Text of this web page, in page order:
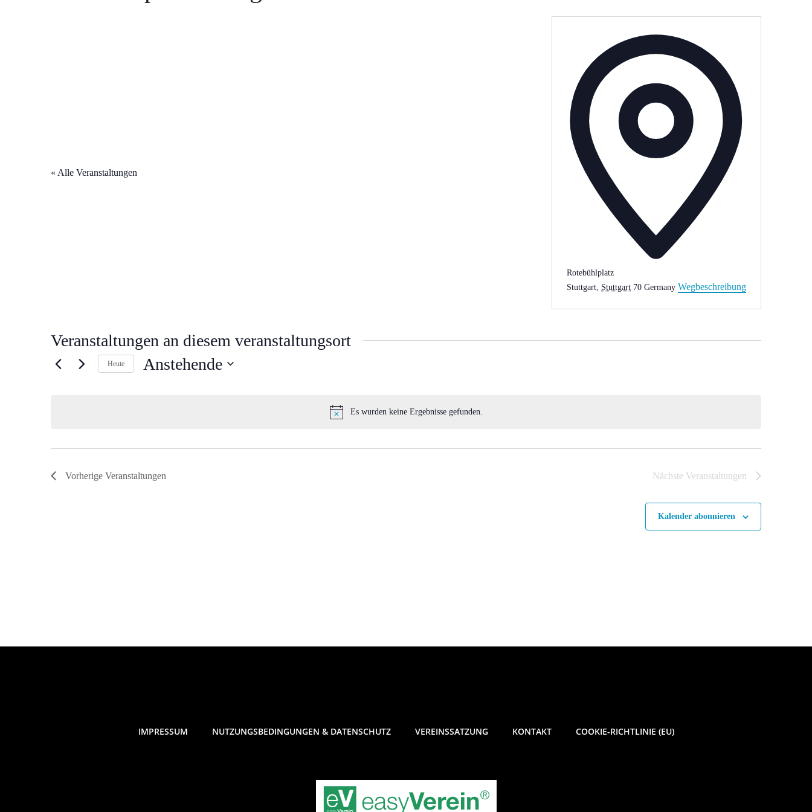
« Alle Veranstaltungen
Rotebühlplatz
Stuttgart Stuttgart 70 Germany Wegbeschreibung
Veranstaltungen an diesem veranstaltungsort
Hinweis
Es wurden keine Ergebnisse gefunden.
Heute Anstehende
Vorherige Veranstaltungen Nächste Veranstaltungen
Kalender abonnieren
IMPRESSUM NUTZUNGSBEDINGUNGEN & DATENSCHUTZ VEREINSSATZUNG KONTAKT COOKIE-RICHTLINIE (EU)